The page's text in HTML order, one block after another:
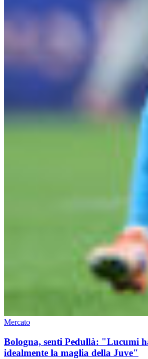
Mercato
Bologna, senti Pedullà: "Lucumi
idealmente la maglia della Juve"